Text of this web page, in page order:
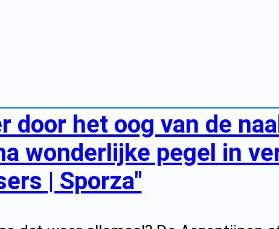
door het oog van de
wonderlijke pegel in
| Sporza"